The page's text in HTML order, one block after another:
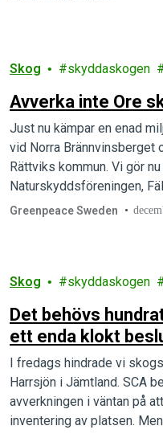
Skog skyddaskogen
Avverka inte Ore
Just nu kämpar en enad
vid Norra Brännvinsberget
Rättviks kommun. Vi gör
Naturskyddsföreningen,
Greenpeace Sweden
Skog skyddaskogen
Det behövs
ett enda klokt
I fredags hindrade vi
Harrsjön i Jämtland. SCA
avverkningen i väntan på
inventering av platsen.